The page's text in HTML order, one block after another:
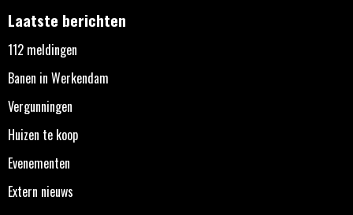
Laatste berichten
112 meldingen
Banen in Werkendam
Vergunningen
Huizen te koop
Evenementen
Extern nieuws